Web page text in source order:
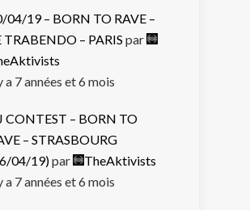
04/19 – BORN TO RAVE –
TRABENDO – PARIS par
a 7 années et 6 mois
CONTEST – BORN TO
– STRASBOURG
04/19)par
TheAktivists
a 7 années et 6 mois